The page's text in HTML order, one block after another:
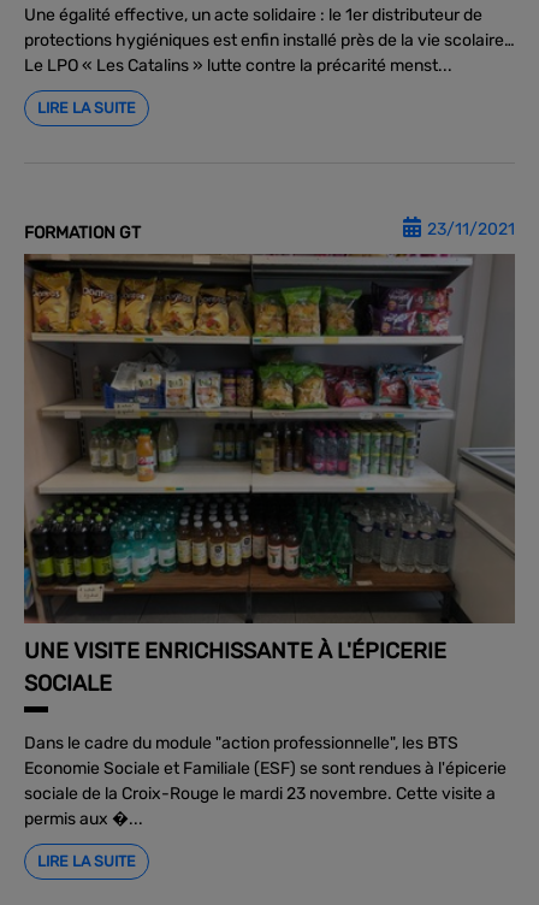
Une égalité effective, un acte solidaire : le 1er distributeur de
protections hygiéniques est enfin installé près de la vie scolaire…
Le LPO « Les Catalins » lutte contre la précarité menst...
LIRE LA SUITE
FORMATION GT 23/11/2021
UNE VISITE ENRICHISSANTE À L'ÉPICERIE
SOCIALE
Dans le cadre du module "action professionnelle", les BTS
Economie Sociale et Familiale (ESF) se sont rendues à l'épicerie
sociale de la Croix-Rouge le mardi 23 novembre. Cette visite a
permis aux �...
LIRE LA SUITE